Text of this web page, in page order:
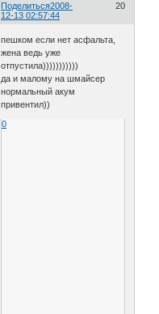
Поделиться 20
2008-
12-13 02:57:44
пешком если нет асфальта,
жена ведь уже
отпустила)))))))))))
да и малому на шмайсер
нормальный акум
привентил))
0